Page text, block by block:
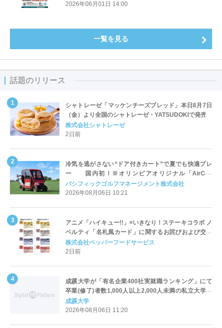
2026年06月01日 14:00
一覧を見る
話題のリリース
シャトレーゼ「マッケンチーズブレッド」本日8月7日
（金）より全国のシャトレーゼ・YATSUDOKIで発売
株式会社シャトレーゼ
2日前
冷気を逃がさない“ドア付きカート”で夏でも快適プレ
ー 国内初！※オリンピアオリジナル「AirCon
Cart（エアコンカート）」導入 | ＰＧＭ
パシフィックゴルフマネージメント株式会社
2026年08月06日 10:21
アニメ「ハイキュー!!」×いきなり！ステーキコラボ ノ
ベルティ「名札風カード」に関するお詫びおよび交換
対応についてのご案内
株式会社ペッパーフードサービス
2日前
成蹊大学が「有名企業400社実就職ランキング」にて
卒業(修了)者数1,000人以上2,000人未満の私立大学で
全国第1位を獲得！～実就職率は26.5%（前年比＋
4.3pt）に伸長、東京の私立大学でも10位にランクイン
成蹊大学
2026年08月06日 11:20